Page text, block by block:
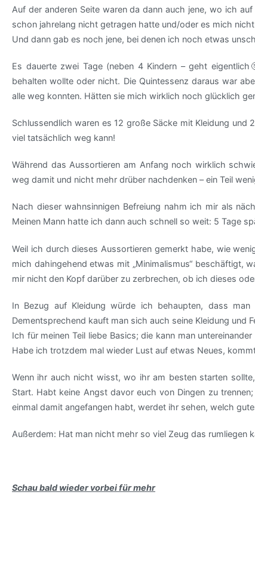
Auf der anderen Seite waren da dann auch jene, wo ich
schon jahrelang nicht getragen hatte und/oder es mich
Und dann gab es noch jene, bei denen ich noch etwas
Es dauerte zwei Tage (neben 4 Kindern – geht
behalten wollte oder nicht. Die Quintessenz daraus war
alle weg konnten. Hätten sie mich wirklich noch glücklich
Schlussendlich waren es 12 große Säcke mit Kleidung und
viel tatsächlich weg kann!
Während das Aussortieren am Anfang noch wirklich
weg damit und nicht mehr drüber nachdenken – ein Teil
Nach dieser wahnsinnigen Befreiung nahm ich mir als
Meinen Mann hatte ich dann auch schnell so weit: 5 Tage
Weil ich durch dieses Aussortieren gemerkt habe, wie
mich dahingehend etwas mit „Minimalismus“ beschäftigt,
mir nicht den Kopf darüber zu zerbrechen, ob ich dieses
In Bezug auf Kleidung würde ich behaupten, dass
Dementsprechend kauft man sich auch seine Kleidung und
Ich für meinen Teil liebe Basics; die kann man
Habe ich trotzdem mal wieder Lust auf etwas Neues,
Wenn ihr auch nicht wisst, wo ihr am besten starten
Start. Habt keine Angst davor euch von Dingen zu
einmal damit angefangen habt, werdet ihr sehen, welch
Außerdem: Hat man nicht mehr so viel Zeug das rumliegen
Schau bald wieder vorbei für mehr